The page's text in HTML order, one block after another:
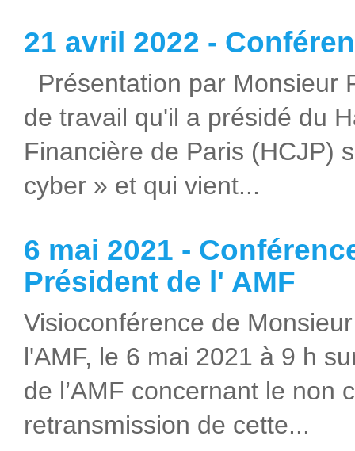
21 avril 2022 -
Présentation par Monsieur
de travail qu'il a présidé du
Financière de Paris (HCJP)
cyber » et qui vient...
6 mai 2021 -
Président de l' AMF
Visioconférence de
l'AMF, le 6 mai 2021 à 9 h
de l’AMF concernant le non
retransmission de cette...